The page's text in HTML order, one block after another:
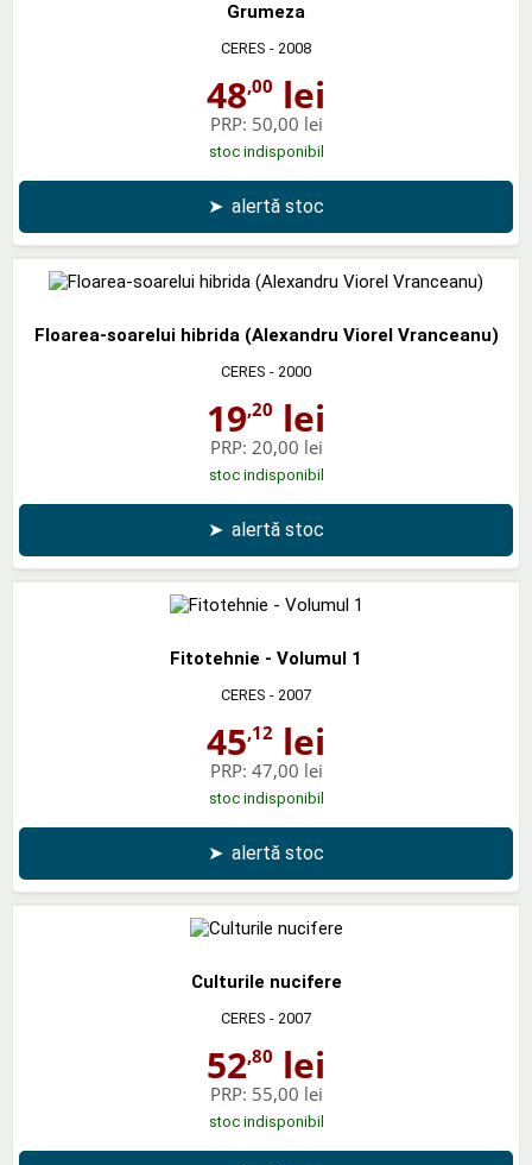
Grumeza
CERES - 2008
48,00 lei
PRP: 50,00 lei
stoc indisponibil
➤ alertă stoc
Floarea-soarelui hibrida (Alexandru Viorel Vranceanu)
CERES - 2000
19,20 lei
PRP: 20,00 lei
stoc indisponibil
➤ alertă stoc
Fitotehnie - Volumul 1
CERES - 2007
45,12 lei
PRP: 47,00 lei
stoc indisponibil
➤ alertă stoc
Culturile nucifere
CERES - 2007
52,80 lei
PRP: 55,00 lei
stoc indisponibil